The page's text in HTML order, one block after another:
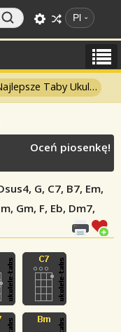
Pl
Taby Ukulele
G, C7, B7, Em,
Gm, F, Eb, Dm7,
Oceń piosenkę!